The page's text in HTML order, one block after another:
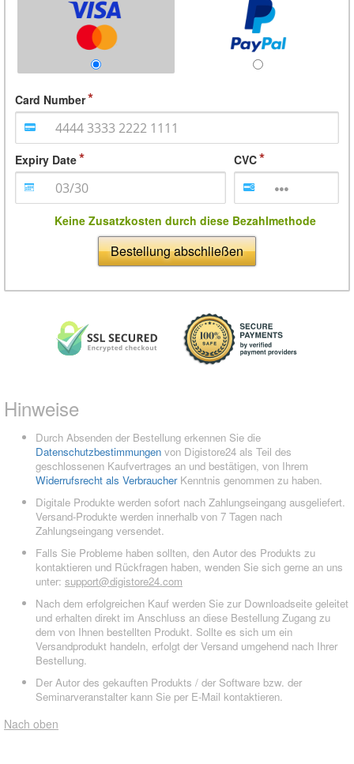
Card Number
Expiry Date CVC
Keine Zusatzkosten durch diese Bezahlmethode
Bestellung abschließen
Hinweise
Durch Absenden der Bestellung erkennen Sie die
Datenschutzbestimmungen von Digistore24 als Teil des
geschlossenen Kaufvertrages an und bestätigen, von Ihrem
Widerrufsrecht als VerbraucherKenntnis genommen zu haben.
Digitale Produkte werden sofort nach Zahlungseingang ausgeliefert.
Versand-Produkte werden innerhalb von 7 Tagen nach
Zahlungseingang versendet.
Falls Sie Probleme haben sollten, den Autor des Produkts zu
kontaktieren und Rückfragen haben, wenden Sie sich gerne an uns
unter: support@digistore24.com
Nach dem erfolgreichen Kauf werden Sie zur Downloadseite geleitet
und erhalten direkt im Anschluss an diese Bestellung Zugang zu
dem von Ihnen bestellten Produkt. Sollte es sich um ein
Versandprodukt handeln, erfolgt der Versand umgehend nach Ihrer
Bestellung.
Der Autor des gekauften Produkts / der Software bzw. der
Seminarveranstalter kann Sie per E-Mail kontaktieren.
Nach oben